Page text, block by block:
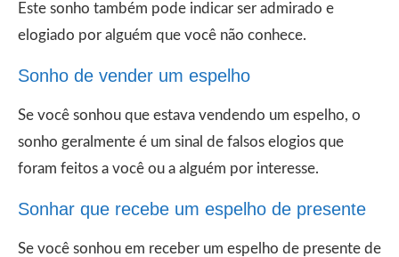
Este sonho também pode indicar ser admirado e
elogiado por alguém que você não conhece.
Sonho de vender um espelho
Se você sonhou que estava vendendo um espelho, o
sonho geralmente é um sinal de falsos elogios que
foram feitos a você ou a alguém por interesse.
Sonhar que recebe um espelho de presente
Se você sonhou em receber um espelho de presente de